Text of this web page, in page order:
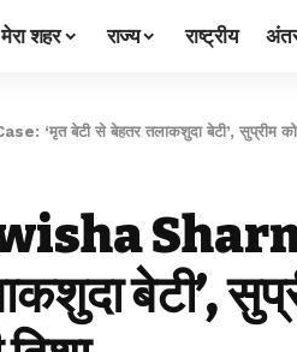
मेरा शहर राज्य राष्ट्रीय
से बेहतर तलाकशुदा बेटी’, सुप्रीम कोर्ट की
बेटी’,